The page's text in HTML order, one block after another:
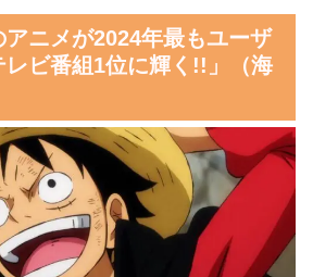
散され
オンが
換して
の濃厚
ナンバ
外の反応）
海外「日本で初めて梅干しな
るものを食べた」日本旅行で食
外の反応
韓国人「意外に日本との関係
が深い地球の裏側の国がこちら
です‥」→「国境を越えた驚く
べき歴史のつながり‥」
ニメが2024年最もユーザ
レビ番組1位に輝く!!」（海